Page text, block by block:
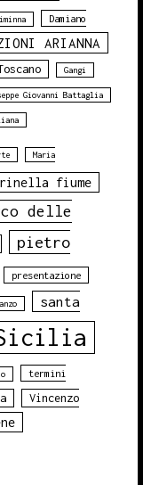
Damiano
ARIANNA
Gangi
Giovanni Battaglia
Maria
fiume
delle
pietro
presentazione
santa
termini
Vincenzo